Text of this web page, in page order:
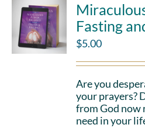
Fasting
$5.00
Are you
your prayers?
from God now
need in your